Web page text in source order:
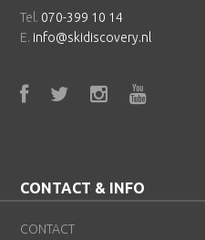
Tel. 070-399 10 14
E. info@skidiscovery.nl
CONTACT & INFO
CONTACT